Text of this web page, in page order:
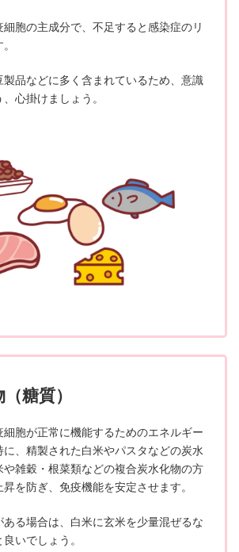
胞の主成分で、不足すると感染症のリ
製品などに多く含まれているため、意識
心掛けましょう。
糖質）
細胞が正常に機能するためのエネルギー
に、精製された白米やパスタなどの炭水
や雑穀・根菜類などの複合炭水化物の方
を防ぎ、免疫機能を安定させます。
ある場合は、白米に玄米を少量混ぜるな
いでしょう。